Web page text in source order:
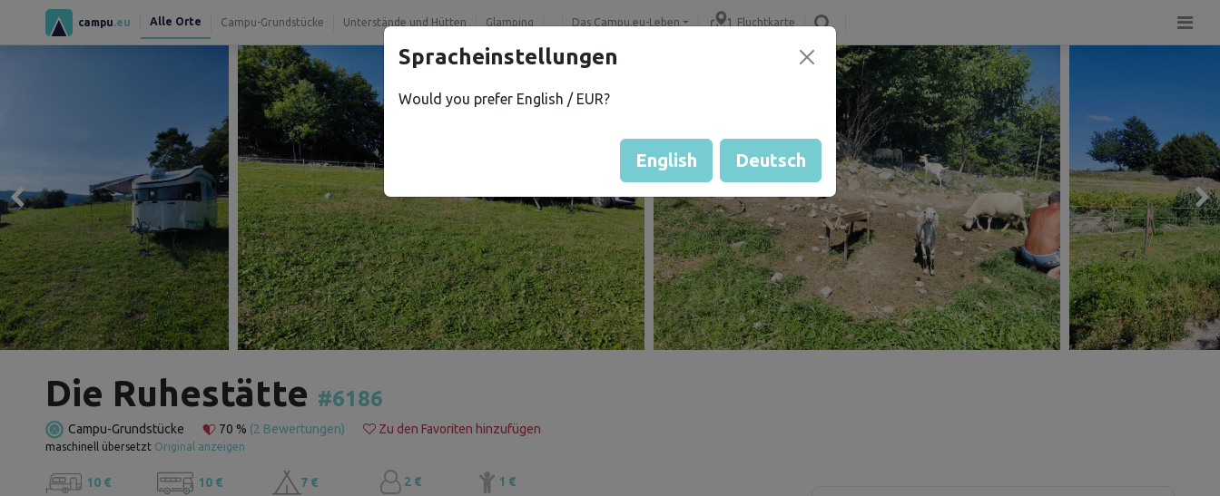
campu .eu Alle Orte Campu-Grundstücke Unterstände und Hütten Glamping Das Campu.eu-Leben Fluchtkarte
Die Ruhestätte #6186
Campu-Grundstücke 70 % (2 Bewertungen) Zu den Favoriten hinzufügen
maschinell übersetzt Original anzeigen
10 € 10 € 7 € 2 € 1 €
Spracheinstellungen
Would you prefer English / EUR?
English Deutsch